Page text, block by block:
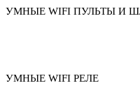
УМНЫЕ WIFI ПУЛЬТЫ И
УМНЫЕ WIFI РЕЛЕ